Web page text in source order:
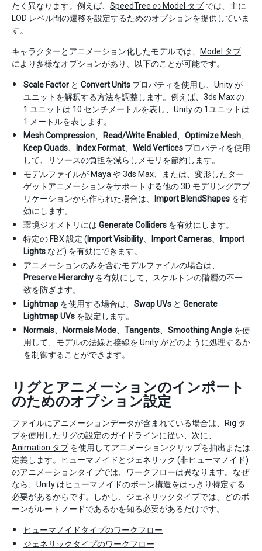
たく異なります。例えば、 SpeedTree の Model タブ では、主に
LOD レベル間の遷移を設定するためのオプションを提供していま
す。
キャラクターとアニメーション化したモデルでは、
Model タブ
により多様なオプションがあり、以下のことが可能です。
Scale Factor と Convert Units プロパティを使用し、Unity が
ユニットを解釈する方法を調整します。例えば、3ds Max の
1 ユニットは 10 センチメートルを表し、Unity の 1ユニットは
1 メートルを表します。
Mesh Compression
Read/Write Enabled Optimize Mesh
Keep Quads
Index Format Weld Vertices プロパティを使用
して、リソースの負担を減らしメモリを節約します。
モデルファイルが Maya や 3ds Max、または、変形したター
ゲットアニメーションをサポートする他の 3D モデリングアプ
リケーションから作られた場合は、
Import BlendShapes を有
効にします。
環境ジオメトリには Generate Colliders を有効にします。
特定の FBX 設定 ( Import Visibility Import Cameras
Import
Lights など) を有効にできます。
アニメーションのみを含むモデルファイルの場合は、
Preserve Hierarchy を有効にして、スケルトンの階層の不一
致を防ぎます。
Lightmap を使用する場合は、 Swap UVs と Generate
Lightmap UVs を設定します。
Normals
Normals Mode Tangents Smoothing Angle を使
用して、モデルの法線と接線を Unity がどのように処理するか
を制御することができます。
リグとアニメーションのインポート
のためのオプション設定
ファイルにアニメーションデータが含まれている場合は、 Rig タ
ブを使用したリグの設定のガイドラインに従い、次に、
Animation タブ を使用してアニメーションクリップを抽出または
定義します。ヒューマノイドとジェネリック (非ヒューマノイド)
のアニメーションタイプでは、ワークフローは異なります。なぜ
なら、Unity はヒューマノイドのボーン構造をはっきり特定する
必要があるからです。しかし、ジェネリックタイプでは、どのボ
ーンがルートノードであるかを知る必要があるだけです。
ヒューマノイドタイプのワークフロー
ジェネリックタイプのワークフロー